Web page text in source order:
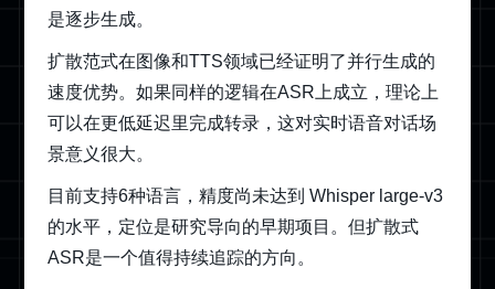
是逐步生成。
扩散范式在图像和TTS领域已经证明了并行生成的
速度优势。如果同样的逻辑在ASR上成立，理论上
可以在更低延迟里完成转录，这对实时语音对话场
景意义很大。
目前支持6种语言，精度尚未达到 Whisper large-v3
的水平，定位是研究导向的早期项目。但扩散式
ASR是一个值得持续追踪的方向。